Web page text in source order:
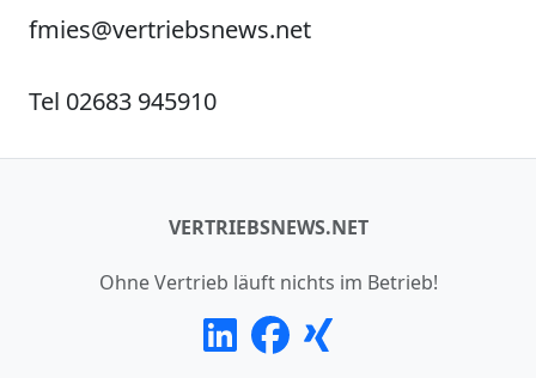
fmies@vertriebsnews.net
Tel 02683 945910
VERTRIEBSNEWS.NET
Ohne Vertrieb läuft nichts im Betrieb!